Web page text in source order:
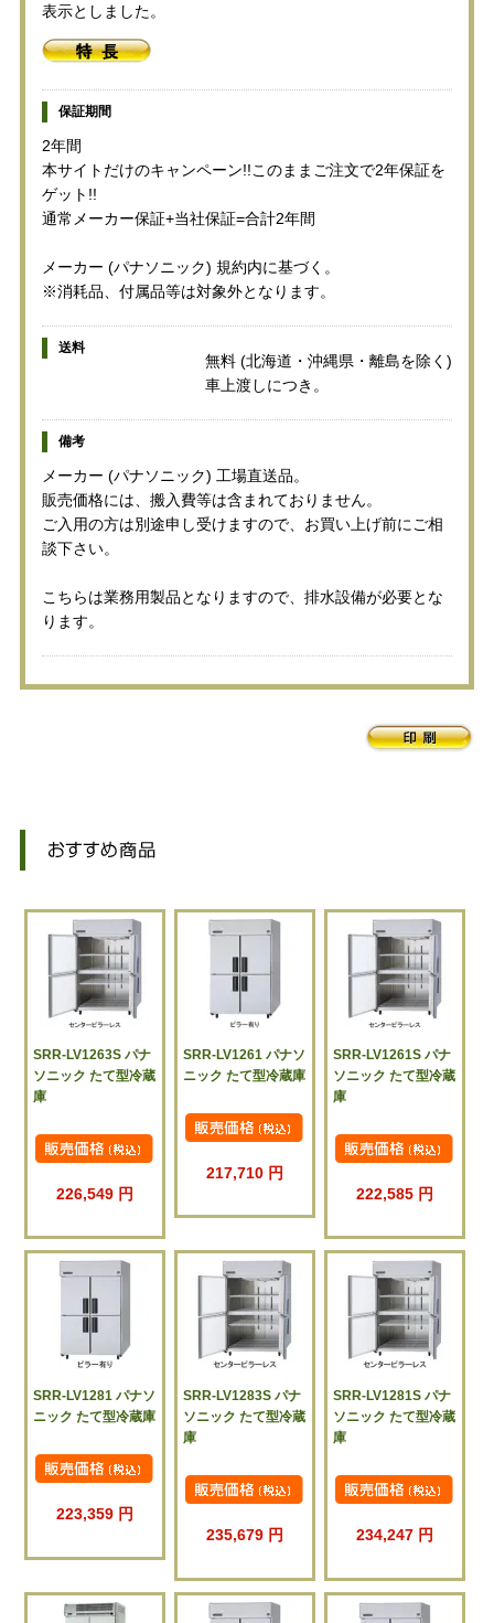
表示としました。
保証期間
2年間
本サイトだけのキャンペーン!!このままご注文で2年保証を
ゲット!!
通常メーカー保証+当社保証=合計2年間
メーカー (パナソニック) 規約内に基づく。
※消耗品、付属品等は対象外となります。
送料
無料 (北海道・沖縄県・離島を除く)
車上渡しにつき。
備考
メーカー (パナソニック) 工場直送品。
販売価格には、搬入費等は含まれておりません。
ご入用の方は別途申し受けますので、お買い上げ前にご相
談下さい。
こちらは業務用製品となりますので、排水設備が必要とな
ります。
SRR-LV1263S パナ
ソニック たて型冷蔵
庫
226,549 円
SRR-LV1261 パナソ
ニック たて型冷蔵庫
217,710 円
SRR-LV1261S パナ
ソニック たて型冷蔵
庫
222,585 円
SRR-LV1281 パナソ
ニック たて型冷蔵庫
223,359 円
SRR-LV1283S パナ
ソニック たて型冷蔵
庫
235,679 円
SRR-LV1281S パナ
ソニック たて型冷蔵
庫
234,247 円